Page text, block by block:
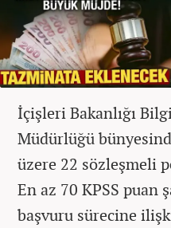
İçişleri Bakanlığı
Müdürlüğü
üzere 22 sözleşmeli
En az 70 KPSS puan
başvuru sürecine